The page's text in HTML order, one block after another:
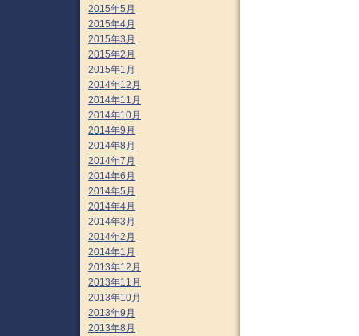
2015年5月
2015年4月
2015年3月
2015年2月
2015年1月
2014年12月
2014年11月
2014年10月
2014年9月
2014年8月
2014年7月
2014年6月
2014年5月
2014年4月
2014年3月
2014年2月
2014年1月
2013年12月
2013年11月
2013年10月
2013年9月
2013年8月